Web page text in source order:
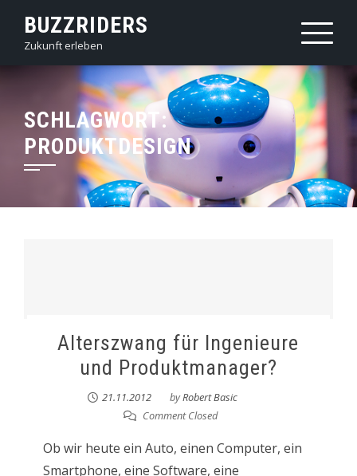
content
BUZZRIDERS
Zukunft erleben
SCHLAGWORT:
PRODUKTDESIGN
Alterszwang für Ingenieure
und Produktmanager?
21.11.2012 byRobert Basic
Comment Closed
Ob wir heute ein Auto, einen Computer, ein
Smartphone, eine Software, eine